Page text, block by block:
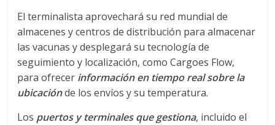
n
a
r
El terminalista aprovechará su red mundial de
almacenes y centros de distribución para almacenar
las vacunas y desplegará su tecnología de
seguimiento y localización, como Cargoes Flow,
para ofrecer información en tiempo real sobre la
ubicaciónde los envíos y su temperatura.
Los puertos y terminales que gestiona, incluido el